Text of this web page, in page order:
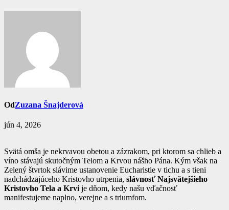
OdZuzana Šnajderová
jún 4, 2026
Svätá omša je nekrvavou obetou a zázrakom, pri ktorom sa chlieb a
víno stávajú skutočným Telom a Krvou nášho Pána. Kým však na
Zelený štvrtok slávime ustanovenie Eucharistie v tichu a s tieni
nadchádzajúceho Kristovho utrpenia, slávnosť Najsvätejšieho
Kristovho Tela a Krvije dňom, kedy našu vďačnosť
manifestujeme naplno, verejne a s triumfom.